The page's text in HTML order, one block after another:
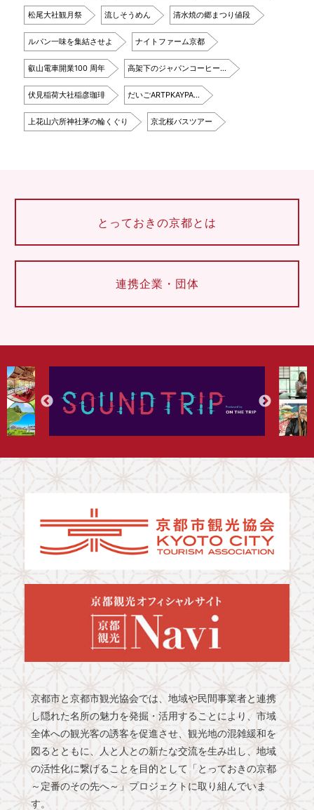
松尾大社観月祭 流しそうめん 清水焼の郷まつり値段
ルパン一味を集結させよ ナイトファーム京都
叡山電車開業100 周年 高架下のジャパンコーヒー…
伏見稲荷大社稲彦珈琲 だいごARTPKAYPA…
上花山六所神社茅の輪くぐり 京北桜バスツアー
とっておきの京都とは
連携企業・団体
京都市と京都市観光協会では、地域や民間事業者と連携
し隠れた名所の魅力を発掘・活用することにより、市域
全体への観光客の誘客を促進させ、観光地の混雑緩和を
図るとともに、人と人との新たな交流を生み出し、地域
の活性化に繋げることを目的として「とっておきの京都
～定番のその先へ～」プロジェクトに取り組んでいま
す。